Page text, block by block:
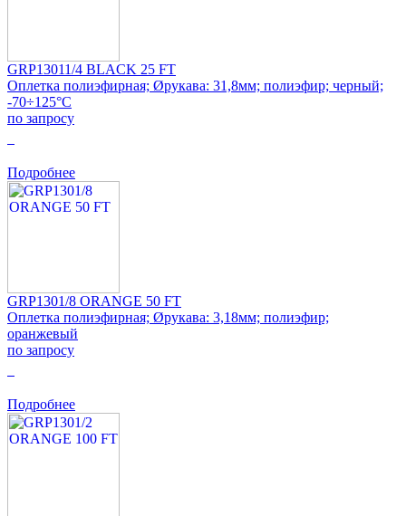
GRP13011/4 BLACK 25 FT
Оплетка полиэфирная; Øрукава: 31,8мм; полиэфир; черный;
-70÷125°C
по запросу
Подробнее
GRP1301/8 ORANGE 50 FT
Оплетка полиэфирная; Øрукава: 3,18мм; полиэфир;
оранжевый
по запросу
Подробнее